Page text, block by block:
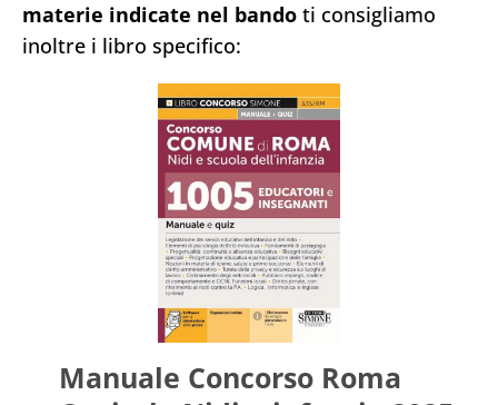
materie indicate nel bando ti consigliamo
inoltre i libro specifico:
Manuale Concorso Roma